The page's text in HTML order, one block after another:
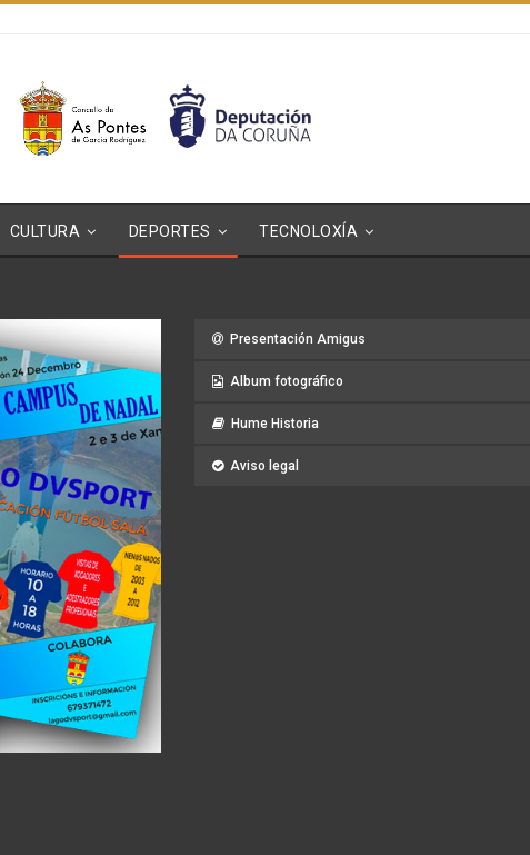
CULTURA DEPORTES TECNOLOXÍA
Presentación Amigus
Album fotográfico
Hume Historia
Aviso legal